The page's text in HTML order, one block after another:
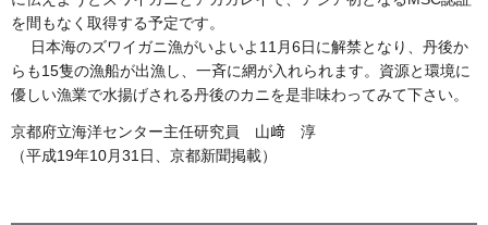
を間もなく取得する予定です。
日本海のズワイガニ漁がいよいよ11月6日に解禁となり、丹後か
らも15隻の漁船が出漁し、一斉に網が入れられます。資源と環境に
優しい漁業で水揚げされる丹後のカニを是非味わってみて下さい。
京都府立海洋センター主任研究員 山﨑 淳
（平成19年10月31日、京都新聞掲載）